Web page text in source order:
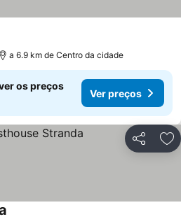
a 6.9 km de Centro da cidade
os preços
Ver preços
Partilhar